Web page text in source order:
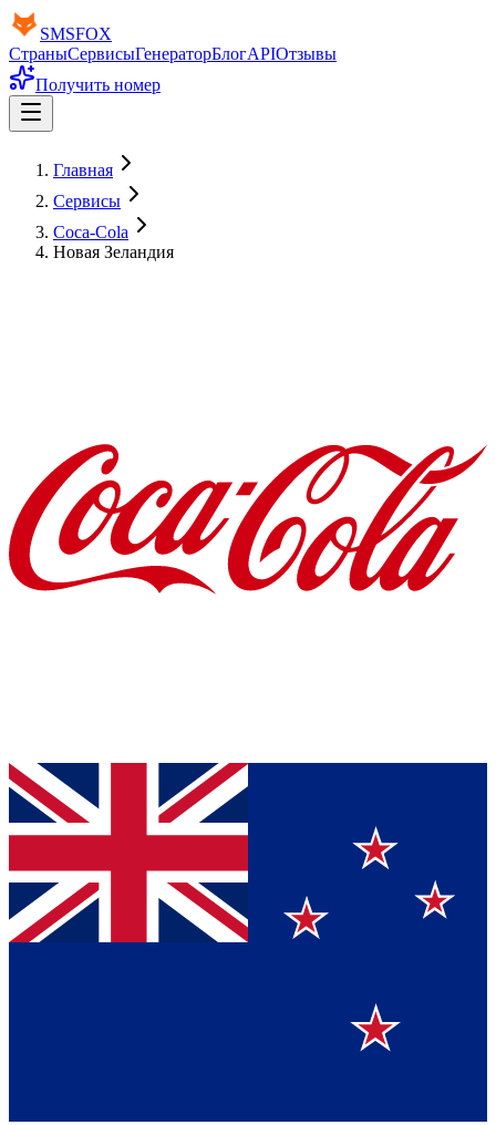
SMSFOX
СтраныСервисыГенераторБлогAPIОтзывы
Получить номер
Главная
Сервисы
Coca-Cola
Новая Зеландия